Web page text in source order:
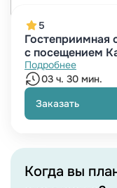
5
Гостеприимная
с посещением
Подробнее
03 ч. 30 мин.
Заказать
Когда вы